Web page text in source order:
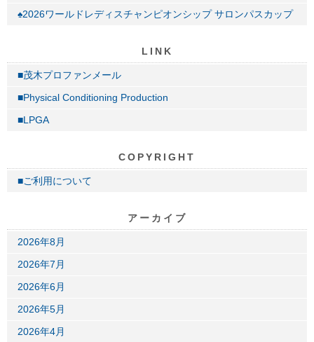
♠2026ワールドレディスチャンピオンシップ サロンパスカップ
LINK
■茂木プロファンメール
■Physical Conditioning Production
■LPGA
COPYRIGHT
■ご利用について
アーカイブ
2026年8月
2026年7月
2026年6月
2026年5月
2026年4月